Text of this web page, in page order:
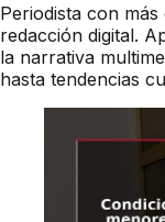
Periodista con
redacción digital.
la narrativa
hasta tendencias